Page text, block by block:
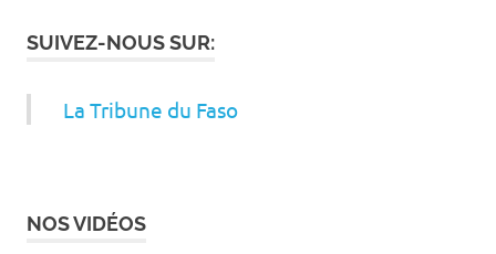
SUIVEZ-NOUS SUR:
La Tribune du Faso
NOS VIDÉOS